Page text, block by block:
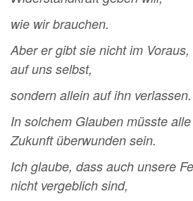
wie wir brauchen.
Aber er gibt sie nicht im
auf uns selbst,
sondern allein auf ihn verlassen.
In solchem Glauben müsste
Zukunftüberwunden sein.
Ich glaube, dass auch unsere
nicht vergeblich sind,